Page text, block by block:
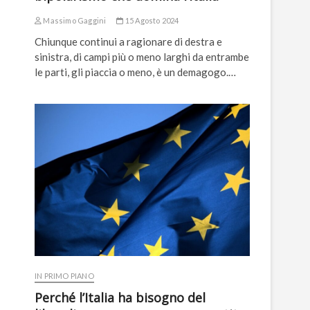
Massimo Gaggini 15 Agosto 2024
Chiunque continui a ragionare di destra e
sinistra, di campi più o meno larghi da entrambe
le parti, gli piaccia o meno, è un demagogo.…
IN PRIMO PIANO
Perché l’Italia ha bisogno del